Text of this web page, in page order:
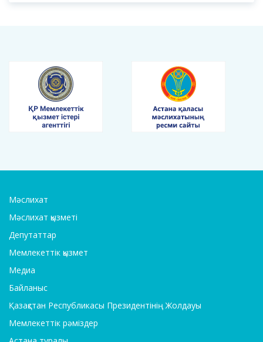
Мәслихат
Мәслихат қызметі
Депутаттар
Мемлекеттік қызмет
Медиа
Байланыс
Қазақстан Республикасы Президентінің Жолдауы
Мемлекеттік рәміздер